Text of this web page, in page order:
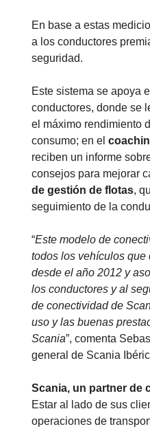
En base a estas
a los conductores
seguridad.
Este sistema se apoya
conductores, donde se
el máximo rendimiento
consumo; en el
reciben un informe
consejos para mejorar
de gestión de flotas,
seguimiento de la
“Este modelo de
todos los vehículos que
desde el año 2012 y
los conductores y al
de conectividad de
uso y las buenas
Scania”, comenta
general de Scania
Scania, un partner de
Estar al lado de sus
operaciones de